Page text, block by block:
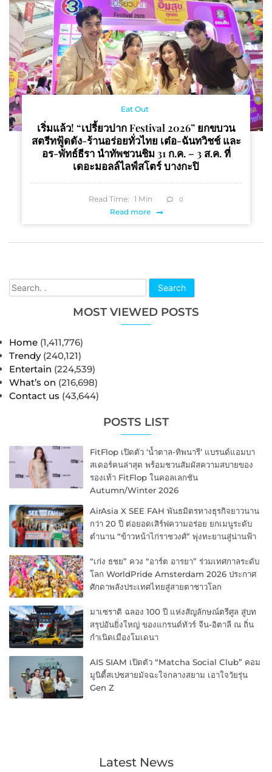
Search
MOST VIEWED POSTS
Home (1,411,776)
Trendy (240,121)
Entertain (224,539)
What’s on (216,698)
Contact us (43,644)
POSTS LIST
FitFlop เปิดตัว ‘น้ำตาล-ทิพนารี’ แบรนด์แอมบา
สเดอร์คนล่าสุด พร้อมชวนสัมผัสความสบายของ
รองเท้า FitFlop ในคอลเลกชัน
Autumn/Winter 2026
AirAsia X SEE FAH พันธมิตรทางธุรกิจยาวนาน
กว่า 20 ปี ต่อยอดเสิร์ฟความอร่อย ยกเมนูระดับ
ตำนาน “ข้าวหน้าไก่ราชวงศ์” พุ่งทะยานสู่น่านฟ้า
“เก่ง ธชย” ควง “อาร์ต อารยา” ร่วมเทศกาลระดับ
โลก WorldPride Amsterdam 2026 ประกาศ
ศักดาพลังประเทศไทยสู่สายตาชาวโลก
มาเซราติ ฉลอง 100 ปี แห่งสัญลักษณ์ตรีศูล สู่บท
สรุปอันยิ่งใหญ่ ของแกรนด์ทัวร์ จีน-อิตาลี ณ ถิ่น
กำเนิดเมืองโมเดนา
AIS SIAM เปิดตัว “Matcha Social Club” คอม
มูนิตี้สเปซสายมัจฉะใจกลางสยาม เอาใจวัยรุ่น
Gen Z
Latest News
Eat Out
เริ่มแล้ว! “เปรี้ยวปาก Festival 2026” ยกขบวน
สตรีทฟู้ดดัง-ร้านอร่อยทั่วไทย เต๋อ-ฉันทวิชช์ และ
อร-พัทธ์ธีรา นำทัพชวนชิม 31 ก.ค. – 3 ส.ค. ที่
เดอะมอลล์ไลฟ์สโตร์ บางกะปิ
Read Time: 1 Min 0
Read more